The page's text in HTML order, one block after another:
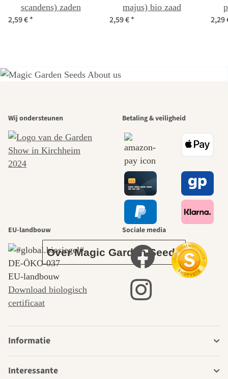
scandens) zaden
2,59 €*
majus) bio zaad
2,59 €* 2,29
mooiste paden
naar onszelf
leidt door de
tuin.
Over Magic Garden Seeds
Wij ondersteunen Betaling & veiligheid
EU-landbouw
DE‑ÖKO‑037
EU-landbouw
Download biologisch
certificaat
Sociale media
Informatie
Interessante